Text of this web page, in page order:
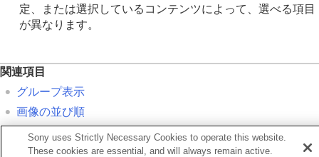
定、または選択しているコンテンツによって、選べる項目
が異なります。
関連項目
グループ表示
画像の並び順
再生フィルターの条件設定
削除ボタン
Sony uses Strictly Necessary Cookies to operate this website.
These cookies are essential, and will always remain active.